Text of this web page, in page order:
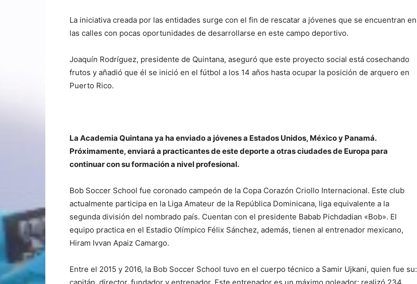
La iniciativa creada por las entidades surge con el fin de rescatar a jóvenes que se encuentran en
las calles con pocas oportunidades de desarrollarse en este campo deportivo.
Joaquín Rodríguez, presidente de Quintana, aseguró que este proyecto social está cosechando
frutos y añadió que él se inició en el fútbol a los 14 años hasta ocupar la posición de arquero en
Puerto Rico.
La Academia Quintana ya ha enviado a jóvenes a Estados Unidos, México y Panamá.
Próximamente, enviará a practicantes de este deporte a otras ciudades de Europa para
continuar con su formación a nivel profesional.
Bob Soccer School fue coronado campeón de la Copa Corazón Criollo Internacional. Este club
actualmente participa en la Liga Amateur de la República Dominicana, liga equivalente a la
segunda división del nombrado país. Cuentan con el presidente Babab Pichdadian «Bob». El
equipo practica en el Estadio Olímpico Félix Sánchez, además, tienen al entrenador mexicano,
Hiram Ivvan Apaiz Camargo.
Entre el 2015 y 2016, la Bob Soccer School tuvo en el cuerpo técnico a Samir Ujkani, quien fue su:
capitán, director, fundador y entrenador. Este entrenador es un máximo goleador; realizó 234